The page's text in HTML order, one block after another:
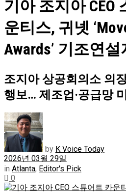
기아 조지아 CEO
운티스, 귀넷
Awards’ 기조연
조지아 상공회의소 의
행보… 제조업·공급망
by K Voice Today
2026년 03월 29일
in Atlanta, Editor's Pick
0